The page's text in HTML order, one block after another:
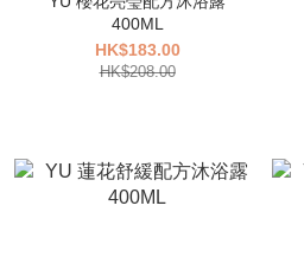
400ML
HK$183.00
HK$208.00